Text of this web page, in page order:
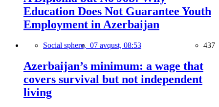
Education Does Not Guarantee Youth
Employment in Azerbaijan
Social sphere, 07 avqust, 08:53 437
Azerbaijan’s minimum: a wage that
covers survival but not independent
living